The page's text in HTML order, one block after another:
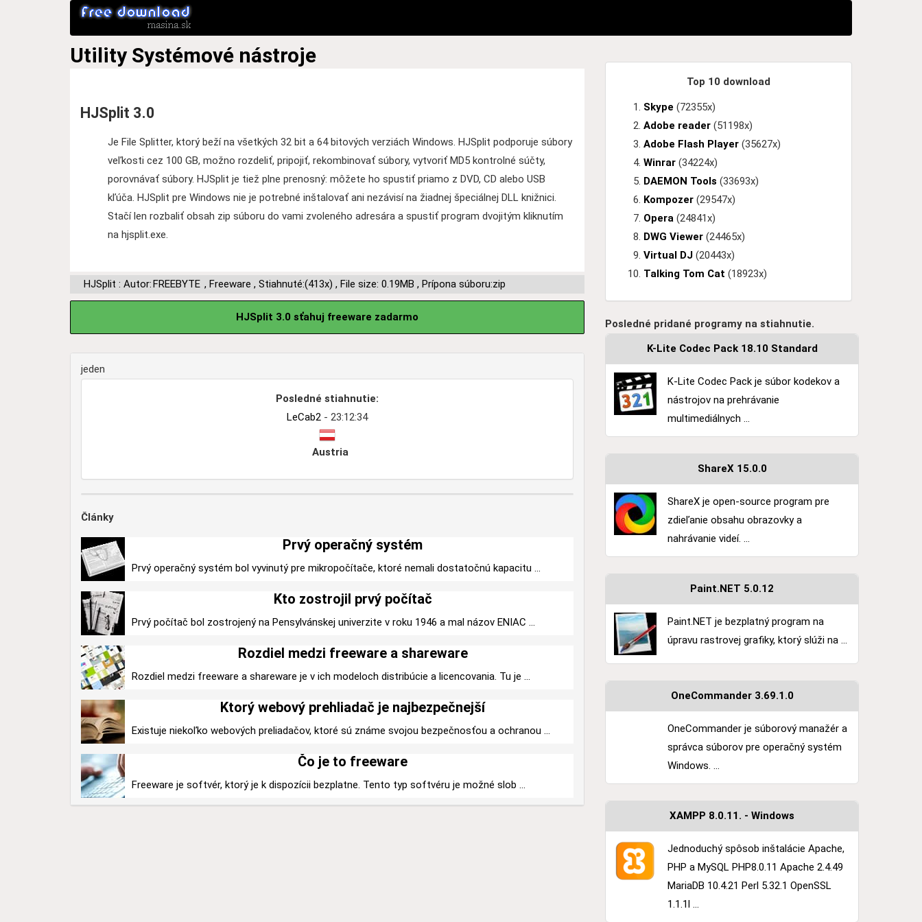
Utility Systémové nástroje
HJSplit 3.0
Je File Splitter, ktorý beží na všetkých 32 bit a 64 bitových verziách Windows. HJSplit podporuje súbory
veľkosti cez 100 GB, možno rozdeliť, pripojiť, rekombinovať súbory, vytvoriť MD5 kontrolné súčty,
porovnávať súbory. HJSplit je tiež plne prenosný: môžete ho spustiť priamo z DVD, CD alebo USB
kľúča. HJSplit pre Windows nie je potrebné inštalovať ani nezávisí na žiadnej špeciálnej DLL knižnici.
Stačí len rozbaliť obsah zip súboru do vami zvoleného adresára a spustiť program dvojitým kliknutím
na hjsplit.exe.
HJSplit : Autor:FREEBYTE , Freeware , Stiahnuté:(413x) , File size: 0.19MB , Prípona súboru:zip
HJSplit 3.0 sťahuj freeware zadarmo
jeden
Posledné stiahnutie:
LeCab2 - 23:12:34
Austria
Články
Prvý operačný systém
Prvý operačný systém bol vyvinutý pre mikropočítače, ktoré nemali dostatočnú kapacitu ...
Kto zostrojil prvý počítač
Prvý počítač bol zostrojený na Pensylvánskej univerzite v roku 1946 a mal názov ENIAC ...
Rozdiel medzi freeware a shareware
Rozdiel medzi freeware a shareware je v ich modeloch distribúcie a licencovania. Tu je ...
Ktorý webový prehliadač je najbezpečnejší
Existuje niekoľko webových preliadačov, ktoré sú známe svojou bezpečnosťou a ochranou ...
Čo je to freeware
Freeware je softvér, ktorý je k dispozícii bezplatne. Tento typ softvéru je možné slob ...
Top 10 download
Skype (72355x)
Adobe reader (51198x)
Adobe Flash Player (35627x)
Winrar (34224x)
DAEMON Tools (33693x)
Kompozer (29547x)
Opera (24841x)
DWG Viewer (24465x)
Virtual DJ (20443x)
Talking Tom Cat (18923x)
Posledné pridané programy na stiahnutie.
K-Lite Codec Pack 18.10 Standard
K-Lite Codec Pack je súbor kodekov a
nástrojov na prehrávanie
multimediálnych ...
ShareX 15.0.0
ShareX je open-source program pre
zdieľanie obsahu obrazovky a
nahrávanie videí. ...
Paint.NET 5.0.12
Paint.NET je bezplatný program na
úpravu rastrovej grafiky, ktorý slúži na ...
OneCommander 3.69.1.0
OneCommander je súborový manažér a
správca súborov pre operačný systém
Windows. ...
XAMPP 8.0.11. - Windows
Jednoduchý spôsob inštalácie Apache,
PHP a MySQL PHP8.0.11 Apache 2.4.49
MariaDB 10.4.21 Perl 5.32.1 OpenSSL
1.1.1l ...